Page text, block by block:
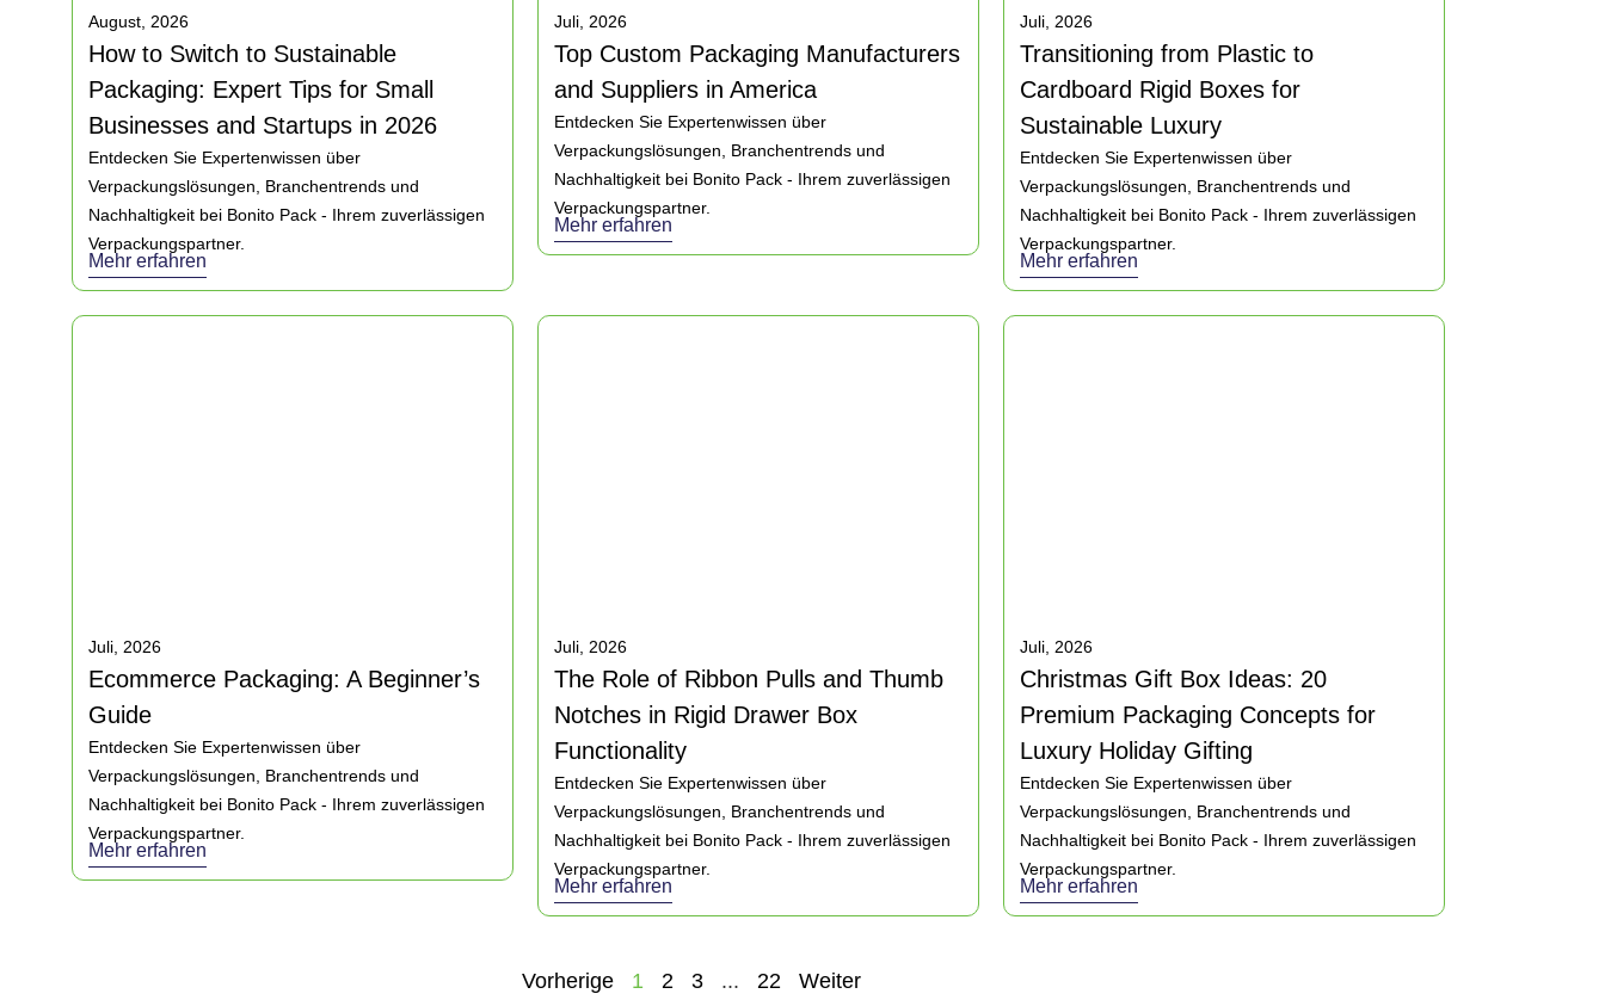
August, 2026
How to Switch to Sustainable
Packaging: Expert Tips for Small
Businesses and Startups in 2026
Entdecken Sie Expertenwissen über
Verpackungslösungen, Branchentrends und
Nachhaltigkeit bei Bonito Pack - Ihrem zuverlässigen
Verpackungspartner.
Mehr erfahren
Juli, 2026
Top Custom Packaging Manufacturers
and Suppliers in America
Entdecken Sie Expertenwissen über
Verpackungslösungen, Branchentrends und
Nachhaltigkeit bei Bonito Pack - Ihrem zuverlässigen
Verpackungspartner.
Mehr erfahren
Juli, 2026
Transitioning from Plastic to
Cardboard Rigid Boxes for
Sustainable Luxury
Entdecken Sie Expertenwissen über
Verpackungslösungen, Branchentrends und
Nachhaltigkeit bei Bonito Pack - Ihrem zuverlässigen
Verpackungspartner.
Mehr erfahren
Juli, 2026
Ecommerce Packaging: A Beginner’s
Guide
Entdecken Sie Expertenwissen über
Verpackungslösungen, Branchentrends und
Nachhaltigkeit bei Bonito Pack - Ihrem zuverlässigen
Verpackungspartner.
Mehr erfahren
Juli, 2026
The Role of Ribbon Pulls and Thumb
Notches in Rigid Drawer Box
Functionality
Entdecken Sie Expertenwissen über
Verpackungslösungen, Branchentrends und
Nachhaltigkeit bei Bonito Pack - Ihrem zuverlässigen
Verpackungspartner.
Mehr erfahren
Juli, 2026
Christmas Gift Box Ideas: 20
Premium Packaging Concepts for
Luxury Holiday Gifting
Entdecken Sie Expertenwissen über
Verpackungslösungen, Branchentrends und
Nachhaltigkeit bei Bonito Pack - Ihrem zuverlässigen
Verpackungspartner.
Mehr erfahren
Vorherige 1 2 3 ... 22 Weiter